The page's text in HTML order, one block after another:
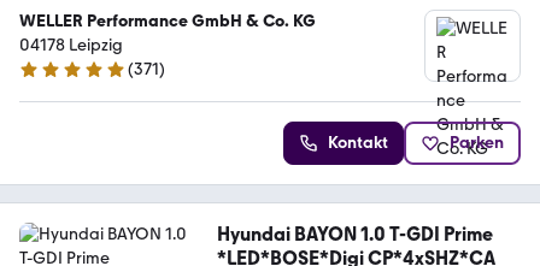
WELLER Performance GmbH & Co. KG
04178 Leipzig
4.8 Sterne
(371)
Kontakt Parken
Hyundai BAYON 1.0 T-GDI Prime
*LED*BOSE*Digi CP*4xSHZ*CA